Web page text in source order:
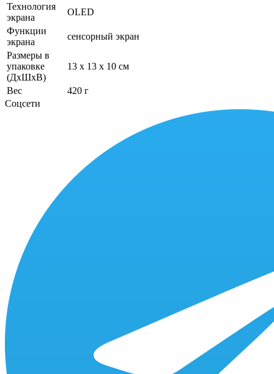
Технология
экрана
OLED
Функции
экрана
сенсорный экран
Размеры в
упаковке
(ДхШхВ)
13 x 13 x 10 см
Вес
420 г
Соцсети